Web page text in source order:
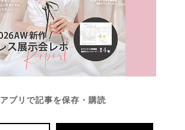
アプリで記事を保存・購読